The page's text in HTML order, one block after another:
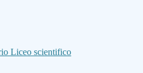
Liceo scientifico